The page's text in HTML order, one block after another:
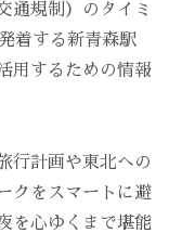
通規制）のタイミ
着する新青森駅
用するための情報
行計画や東北への
クをスマートに避
を心ゆくまで堪能